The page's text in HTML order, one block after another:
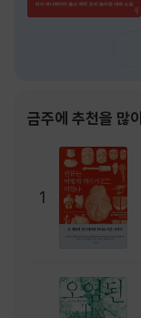
금주에 추천을 많
1